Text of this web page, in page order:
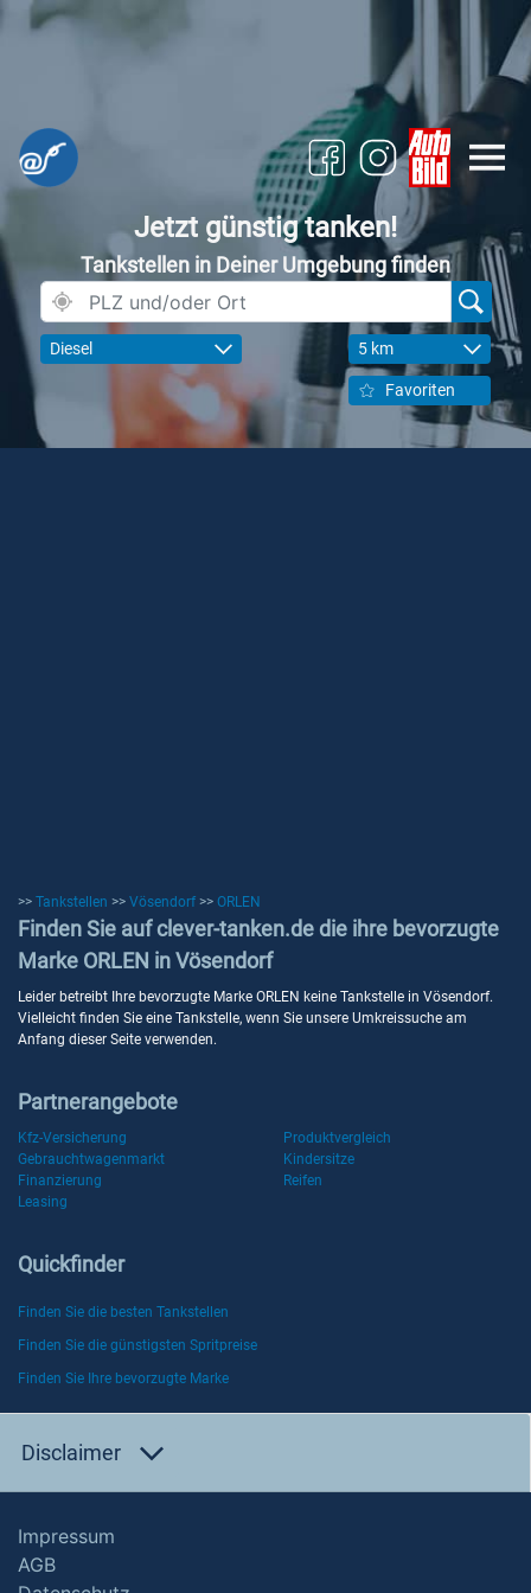
Jetzt günstig tanken!
Tankstellen in Deiner Umgebung finden
Diesel 5 km
Favoriten
>> Tankstellen >> Vösendorf >> ORLEN
Finden Sie auf clever-tanken.de die ihre bevorzugte
Marke ORLEN in Vösendorf
Leider betreibt Ihre bevorzugte Marke ORLEN keine Tankstelle in Vösendorf.
Vielleicht finden Sie eine Tankstelle, wenn Sie unsere Umkreissuche am
Anfang dieser Seite verwenden.
Partnerangebote
Kfz-Versicherung
Produktvergleich
Gebrauchtwagenmarkt
Kindersitze
Finanzierung
Reifen
Leasing
Quickfinder
Finden Sie die besten Tankstellen
Finden Sie die günstigsten Spritpreise
Finden Sie Ihre bevorzugte Marke
Disclaimer
Impressum
AGB